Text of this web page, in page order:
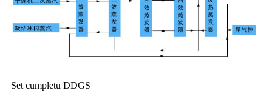
Set cumpletu DDGS